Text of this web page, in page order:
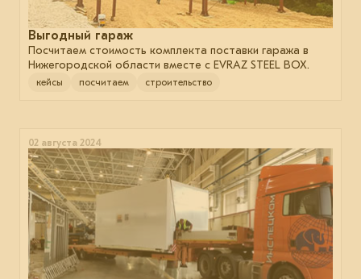
Выгодный гараж
Посчитаем стоимость комплекта поставки гаража в
Нижегородской области вместе с EVRAZ STEEL BOX.
кейсы посчитаем строительство
02 августа 2024